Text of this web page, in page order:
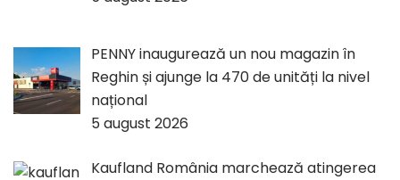
PENNY inaugurează un nou magazin în
Reghin și ajunge la 470 de unități la nivel
național
5 august 2026
Kaufland România marchează atingerea